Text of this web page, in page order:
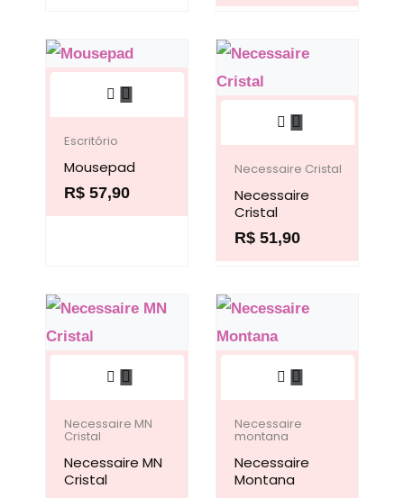
ser
escolhidas
na
página
opções
escolhidas
na
página
do
Este
produto
tem
várias
variantes.
ser
página
do
Escritório
Mousepad
R$ 57,90
Este
produto
tem
várias
podem
na
página
do
produto
Necessaire Cristal
Necessaire
Cristal
R$ 51,90
Este
produto
tem
Necessaire MN
Cristal
Necessaire MN
Cristal
Este
produto
tem
variantes.
Necessaire
montana
Necessaire
Montana